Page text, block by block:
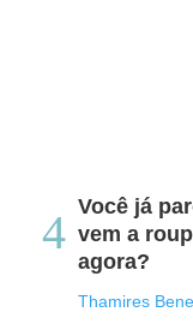
Você já
vem a
agora?
Thamires